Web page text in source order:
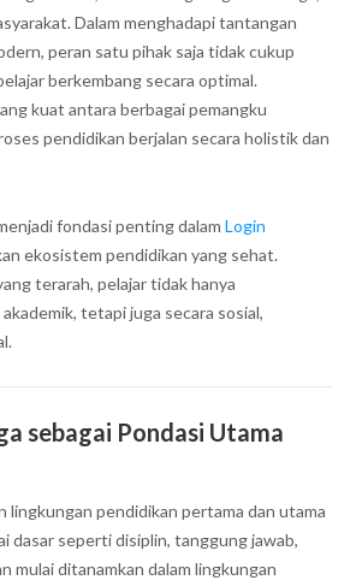
Dalam menghadapi tantangan
peran satu pihak saja tidak cukup
berkembang secara optimal.
kuat antara berbagai pemangku
pendidikan berjalan secara holistik dan
fondasi penting dalam Login
ekosistem pendidikan yang sehat.
terarah, pelajar tidak hanya
tetapi juga secara sosial,
sebagai Pondasi Utama
lingkungan pendidikan pertama dan utama
dasar seperti disiplin, tanggung jawab,
mulai ditanamkan dalam lingkungan